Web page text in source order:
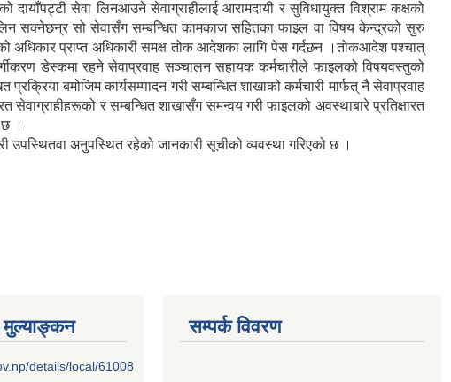
सेवा लिनआउने सेवाग्राहीलाई आरामदायी र सुविधायुक्त विश्राम कक्षको
सक्नेछन्र सो सेवासँग सम्बन्धित कामकाज सहितका फाइल वा विषय केन्द्रको सुरु
प्राप्त अधिकारी समक्ष तोक आदेशका लागि पेस गर्दछन ।तोकआदेश पश्चात्
डेस्कमा रहने सेवाप्रवाह सञ्चालन सहायक कर्मचारीले फाइलको विषयवस्तुको
बमोजिम कार्यसम्पादन गरी सम्बन्धित शाखाको कर्मचारी मार्फत् नै सेवाप्रवाह
र सम्बन्धित शाखासँग समन्वय गरी फाइलको अवस्थाबारे प्रतिक्षारत
छ ।
उपस्थितवा अनुपस्थित रहेको जानकारी सूचीको व्यवस्था गरिएको छ ।
details/local/61008
सम्पर्क विवरण